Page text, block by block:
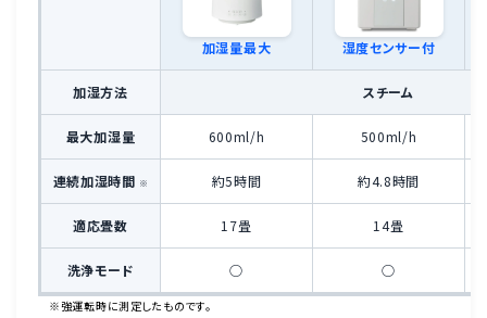
加湿量最大 湿度センサー付
加湿方法 スチーム
最大加湿量 600ml/h 500ml/h
連続加湿時間 ※ 約5時間 約4.8時間
適応畳数 17畳 14畳
洗浄モード ○ ○
※強運転時に測定したものです。